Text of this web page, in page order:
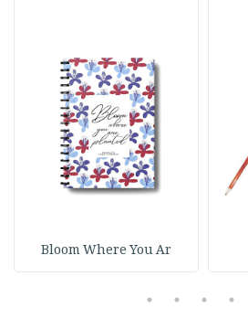
Bloom Where You Ar
2
3
4
5